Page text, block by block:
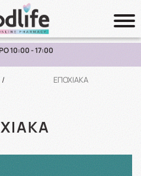
ΠΑΡΑΛΑΒΗ ΑΠΟ ΤΟ ΚΑΤΑΣΤΗΜΑ ΑΝΩ
/ ΕΠΟΧΙΑΚΑ